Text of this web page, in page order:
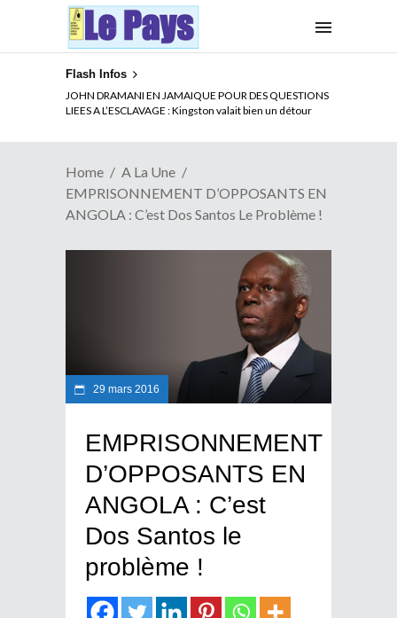
Flash Infos
ELECTION DE TALON A LA TETE DU SENAT BENINOIS :
Quand Patrice quitte le pouvoir sans partir !
Home
A La Une
EMPRISONNEMENT D’OPPOSANTS EN
ANGOLA : C’est Dos Santos Le Problème !
29 mars 2016
EMPRISONNEMENT
D’OPPOSANTS EN
ANGOLA : C’est
Dos Santos le
problème !